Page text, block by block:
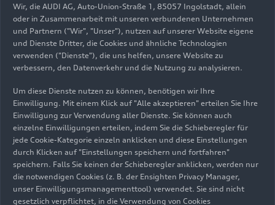
attraktiver – für Familien ebenso wie für unsere
Flottenkunden.“
Als erstes Modell von Audi beherrscht der Q4
e-trondasbidirektionale Laden– die
dem Netz aufnehmen, sondern auch gezielt
wieder an externe Verbraucher abgeben. Mit der
FunktionVehicle-to-Load (V2L) lassen sich
beispielsweise E-Bikes an einer Steckdose im
Kofferraum oder über einen Adapter an der
Ladebuchse mit Strom versorgen. Zusätzlich kann
der Q4e-tronin den Märkten Deutschland,
Österreich und Schweiz überVehicle-to-Home
Wir, die AUDI AG, Auto-Union-Straße 1, 85057 Ingolstadt, allein
oder in Zusammenarbeit mit unseren verbundenen Unternehmen
und Partnern ("Wir", "Unser"), nutzen auf unserer Website eigene
und Dienste Dritter, die Cookies und ähnliche Technologien
verwenden ("Dienste"), die uns helfen, unsere Website zu
verbessern, den Datenverkehr und die Nutzung zu analysieren.
Um diese Dienste nutzen zu können, benötigen wir Ihre
Einwilligung. Mit einem Klick auf "Alle akzeptieren" erteilen Sie Ihre
Einwilligung zur Verwendung aller Dienste. Sie können auch
einzelne Einwilligungen erteilen, indem Sie die Schieberegler für
jede Cookie-Kategorie einzeln anklicken und diese Einstellungen
durch Klicken auf "Einstellungen speichern und fortfahren"
speichern. Falls Sie keinen der Schieberegler anklicken, werden nur
die notwendigen Cookies (z. B. der Ensighten Privacy Manager,
unser Einwilligungsmanagementtool) verwendet. Sie sind nicht
gesetzlich verpflichtet, in die Verwendung von Cookies